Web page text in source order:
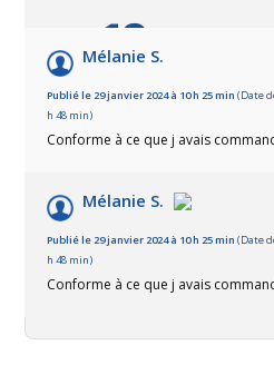
10/10
Basé sur 2 avis
Mélanie S.
Publié le 29 janvier 2024 à 10 h 25 min(Date
h 48 min)
Conforme à ce que j avais
Mélanie S.
Publié le 29 janvier 2024 à 10 h 25 min(Date
h 48 min)
Conforme à ce que j avais